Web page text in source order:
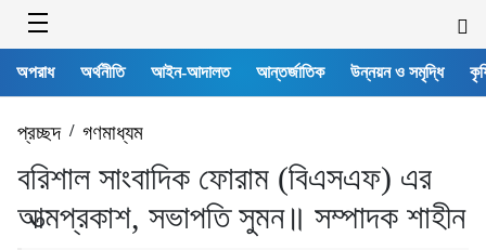
অপরাধ অর্থনীতি আইন-আদালত আন্তর্জাতিক উন্নয়ন ও সমৃদ্ধি
প্রচ্ছদ/ গণমাধ্যম
বরিশাল সাংবাদিক ফোরাম (বিএসএফ) এর
আত্মপ্রকাশ, সভাপতি সুমন॥ সম্পাদক শাহীন